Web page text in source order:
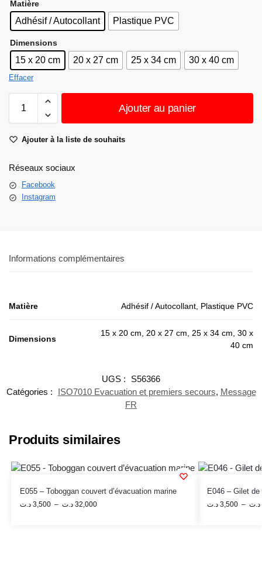
Matière
Adhésif / Autocollant Plastique PVC
Dimensions
15 x 20 cm 20 x 27 cm 25 x 34 cm 30 x 40 cm
Effacer
Ajouter au panier
Ajouter à la liste de souhaits
Réseaux sociaux
Facebook
Instagram
Informations complémentaires
Matière Adhésif / Autocollant, Plastique PVC
Dimensions
15 x 20 cm, 20 x 27 cm, 25 x 34 cm, 30 x
40 cm
UGS :
S56366
Catégories :
ISO7010 Evacuation et premiers secours, Message
FR
Produits similaires
E055 – Toboggan couvert d’évacuation marine
3,500 د.ت – 32,000 د.ت
E046 – Gilet
3,500 د.ت – د.ت